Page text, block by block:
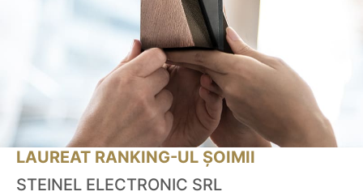
LAUREAT RANKING-UL ȘOIMII
STEINEL ELECTRONIC SRL